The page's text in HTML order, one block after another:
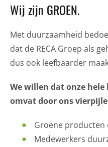
Wij zijn GROEN.
Met duurzaamheid
dat de RECA Groep als
dus ook leefbaarder
We willen dat onze
omvat door ons
Groene producten
Medewerkers